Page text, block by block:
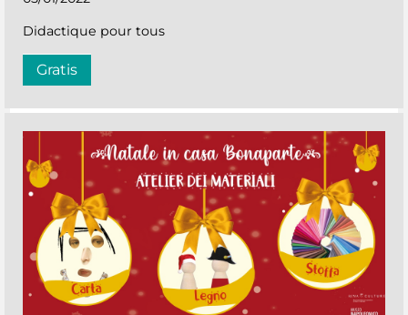
Didactique pour tous
Gratis